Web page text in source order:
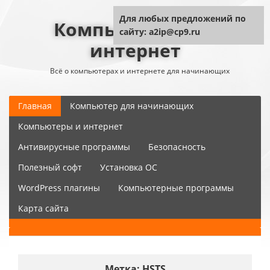
Компьютер плюс
интернет
Всё о компьютерах и интернете для начинающих
Главная
Компьютер для начинающих
Компьютеры и интернет
Антивирусные программы
Безопасность
Полезный софт
Установка ОС
WordPress плагины
Компьютерные программы
Карта сайта
Для любых предложений по
сайту: a2ip@cp9.ru